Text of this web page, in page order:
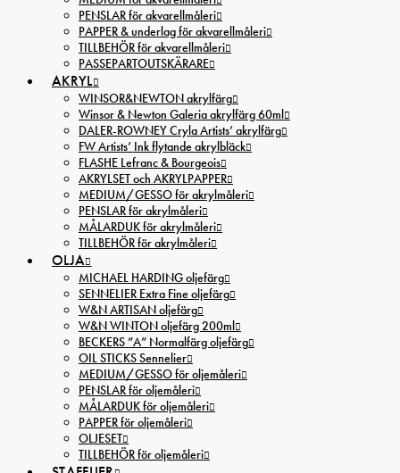
PENSLAR för akvarellmåleri
PAPPER & underlag för akvarellmåleri
TILLBEHÖR för akvarellmåleri
PASSEPARTOUTSKÄRARE
AKRYL
WINSOR&NEWTON akrylfärg
Winsor & Newton Galeria akrylfärg 60ml
DALER-ROWNEY Cryla Artists’ akrylfärg
FW Artists’ Ink flytande akrylbläck
FLASHE Lefranc & Bourgeois
AKRYLSET och AKRYLPAPPER
MEDIUM/GESSO för akrylmåleri
PENSLAR för akrylmåleri
MÅLARDUK för akrylmåleri
TILLBEHÖR för akrylmåleri
OLJA
MICHAEL HARDING oljefärg
SENNELIER Extra Fine oljefärg
W&N ARTISAN oljefärg
W&N WINTON oljefärg 200ml
BECKERS ”A” Normalfärg oljefärg
OIL STICKS Sennelier
MEDIUM/GESSO för oljemåleri
PENSLAR för oljemåleri
MÅLARDUK för oljemåleri
PAPPER för oljemåleri
OLJESET
TILLBEHÖR för oljemåleri